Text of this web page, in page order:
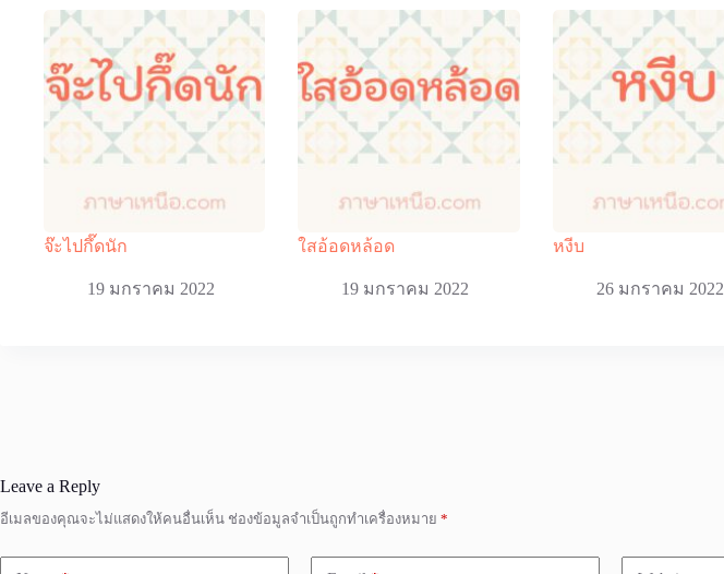
จ๊ะไปกึ๊ดนัก
19 มกราคม 2022
ใสอ้อดหล้อด
19 มกราคม 2022
หงีบ
26 มกราคม 2022
Leave a Reply
อีเมลของคุณจะไม่แสดงให้คนอื่นเห็น ช่องข้อมูลจำเป็นถูกทำเครื่องหมาย *